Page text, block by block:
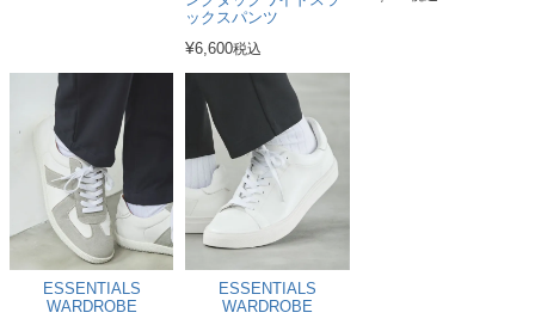
ックスパンツ
¥6,600税込
ESSENTIALS
WARDROBE
ESSENTIALS
WARDROBE